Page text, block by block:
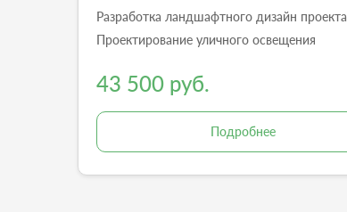
Разработка ландшафтного дизайн проекта
Проектирование уличного освещения
43 500 руб.
Подробнее